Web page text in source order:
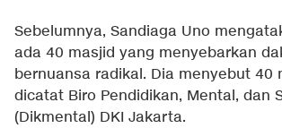
Sebelumnya, Sandiaga Uno
ada 40 masjid yang menyebarkan
bernuansa radikal. Dia menyebut 40
dicatat Biro Pendidikan, Mental, dan
(Dikmental) DKI Jakarta.